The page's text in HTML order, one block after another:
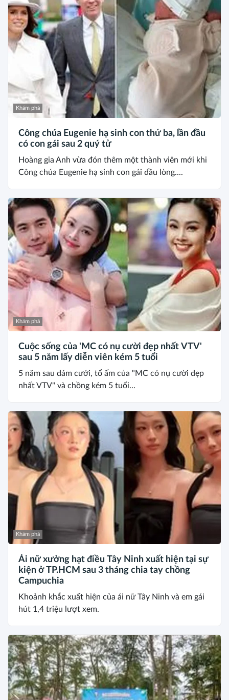
Khám phá
Công chúa Eugenie hạ sinh con thứ ba, lần đầu
có con gái sau 2 quý tử
Hoàng gia Anh vừa đón thêm một thành viên mới khi
Công chúa Eugenie hạ sinh con gái đầu lòng....
Khám phá
Cuộc sống của 'MC có nụ cười đẹp nhất VTV'
sau 5 năm lấy diễn viên kém 5 tuổi
5 năm sau đám cưới, tổ ấm của "MC có nụ cười đẹp
nhất VTV" và chồng kém 5 tuổi...
Khám phá
Ái nữ xưởng hạt điều Tây Ninh xuất hiện tại sự
kiện ở TP.HCM sau 3 tháng chia tay chồng
Campuchia
Khoảnh khắc xuất hiện của ái nữ Tây Ninh và em gái
hút 1,4 triệu lượt xem.